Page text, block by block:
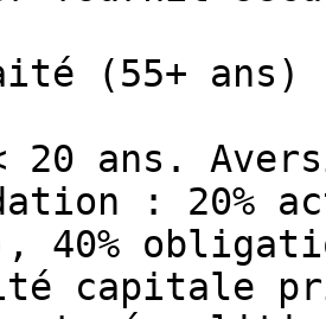
(55+ ans)
20 ans.
: 20%
40%
capitale